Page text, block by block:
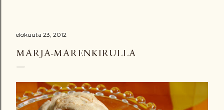
elokuuta 23, 2012
MARJA-MARENKIRULLA